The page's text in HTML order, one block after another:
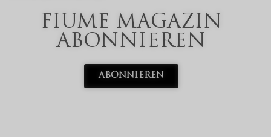
FIUME MAGAZIN
ABONNIEREN
ABONNIEREN
FIUME
MAGAZIN FÜR REINKULTUR
4 Ausgaben jährlich, frei Haus
Buchgeschenke & Zugaben